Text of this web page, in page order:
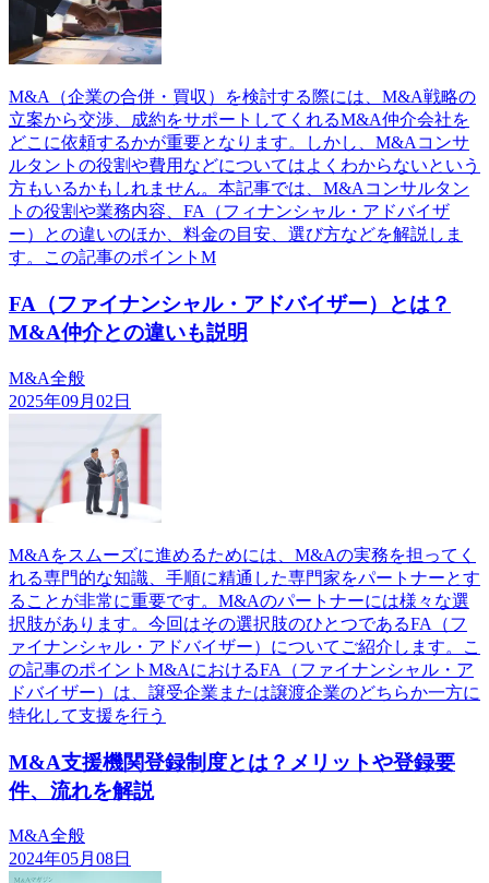
M&A（企業の合併・買収）を検討する際には、M&A戦略の
立案から交渉、成約をサポートしてくれるM&A仲介会社を
どこに依頼するかが重要となります。しかし、M&Aコンサ
ルタントの役割や費用などについてはよくわからないという
方もいるかもしれません。本記事では、M&Aコンサルタン
トの役割や業務内容、FA（フィナンシャル・アドバイザ
ー）との違いのほか、料金の目安、選び方などを解説しま
す。この記事のポイントM
FA（ファイナンシャル・アドバイザー）とは？
M&A仲介との違いも説明
M&A全般
2025年09月02日
M&Aをスムーズに進めるためには、M&Aの実務を担ってく
れる専門的な知識、手順に精通した専門家をパートナーとす
ることが非常に重要です。M&Aのパートナーには様々な選
択肢があります。今回はその選択肢のひとつであるFA（フ
ァイナンシャル・アドバイザー）についてご紹介します。こ
の記事のポイントM&AにおけるFA（ファイナンシャル・ア
ドバイザー）は、譲受企業または譲渡企業のどちらか一方に
特化して支援を行う
M&A支援機関登録制度とは？メリットや登録要
件、流れを解説
M&A全般
2024年05月08日